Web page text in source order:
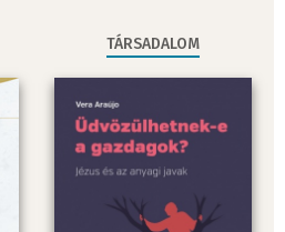
TÁRSADALOM